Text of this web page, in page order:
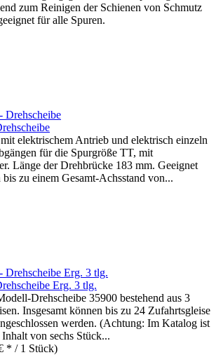
zum Reinigen der Schienen von Schmutz
für alle Spuren.
elektrischem Antrieb und elektrisch einzeln
für die Spurgröße TT, mit
Länge der Drehbrücke 183 mm. Geeignet
zu einem Gesamt-Achsstand von...
Erg. 3 tlg.
Drehscheibe 35900 bestehend aus 3
Insgesamt können bis zu 24 Zufahrtsgleise
werden. (Achtung: Im Katalog ist
von sechs Stück...
* / 1 Stück)